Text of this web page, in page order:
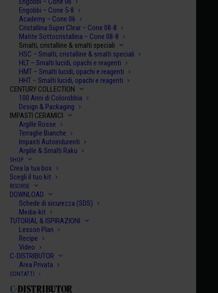
Engobbi – Cone 5-8
Academy – Cone 06
Cristallina Super Clear – Cone 08-8
Matite Sottocristallina – Cone 08-8
Smalti, cristalline & smalti speciali
HSC – Smalti, cristalline & smalti speciali
HLT – Smalti lucidi, opachi e reagenti
HMT – Smalti lucidi, opachi e reagenti
HHT – Smalti lucidi, opachi e reagenti
CENTURY COLLECTION
100 Anni di Colorobbia
Design & Packaging
IMPASTI CERAMICI
Argille Rosse
Terraglie Bianche
Impasti Autoindurenti
Argille & Smalti Raku
SHOP
Crea la tua box
Scegli il tuo kit
RISORSE
DOWNLOAD
Schede di sicurezza (SDS)
Media-kit
TUTORIAL & ISPIRAZIONI
Lesson Plan
Recipe
Video
C-DISTRIBUTOR
Area Privata
CONTATTI
HONOLULU